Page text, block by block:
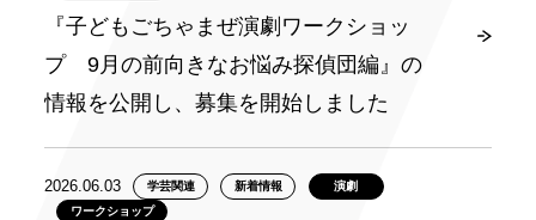
『子どもごちゃまぜ演劇ワークショッ
プ 9月の前向きなお悩み探偵団編』の
情報を公開し、募集を開始しました
2026.06.03 学芸関連 新着情報
演劇
ワークショップ